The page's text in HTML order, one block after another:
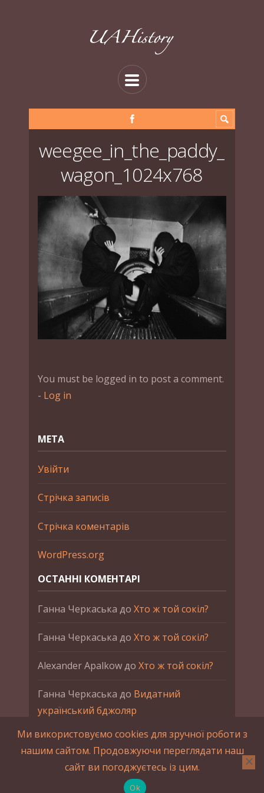
weegee_in_the_paddy_
wagon_1024x768
You must be logged in to post a comment.
- Log in
МЕТА
Увійти
Стрічка записів
Стрічка коментарів
WordPress.org
ОСТАННІ КОМЕНТАРІ
Ганна Черкаська до Хто ж той сокіл?
Ганна Черкаська до Хто ж той сокіл?
Alexander Apalkowдо Хто ж той сокіл?
Ганна Черкаська до Видатний
український бджоляр
Ганна ЧеркаськадоПетро Франко
2015-2023 © UAHistory Всі права застережено.
При використанні матеріалів сайта обов'язкове
Ми використовуємо cookies для зручної роботи з
нашим сайтом. Продовжуючи переглядати наш
сайт ви погоджуєтесь із цим.
Ok